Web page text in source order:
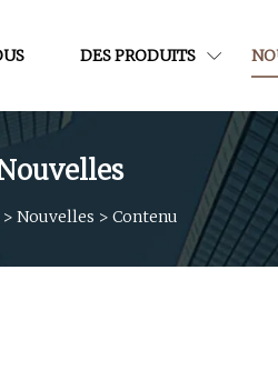
DES PRODUITS
> Nouvelles > Contenu